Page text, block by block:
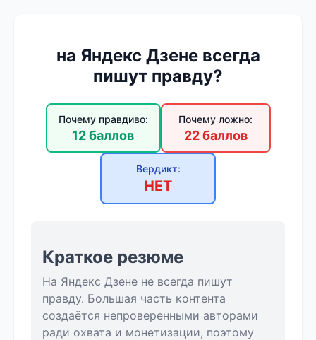
на Яндекс Дзене всегда
пишут правду?
Почему правдиво:
12 баллов
Почему ложно:
22 баллов
Вердикт:
НЕТ
Краткое резюме
На Яндекс Дзене не всегда пишут
правду. Большая часть контента
создаётся непроверенными авторами
ради охвата и монетизации, поэтому